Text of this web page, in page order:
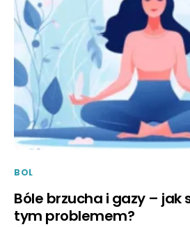
BOL
Bóle brzucha i gazy – jak
tym problemem?